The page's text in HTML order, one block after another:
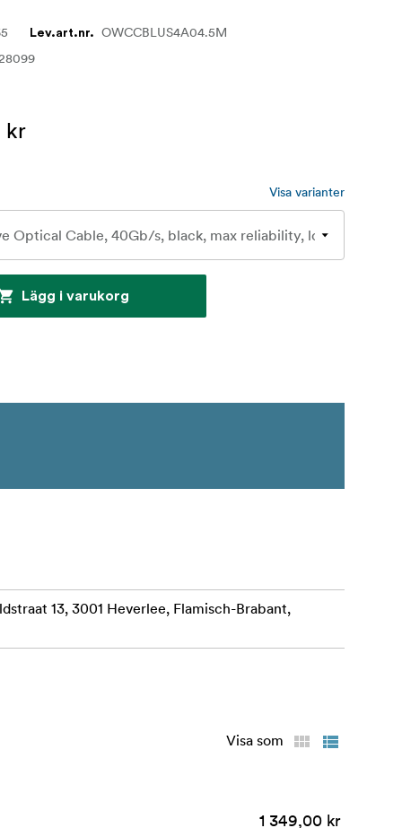
Lev.art.nr. OWCCBLUS4A04.5M
kr
Visa varianter
Lägg i varukorg
13, 3001 Heverlee, Flamisch-Brabant,
Visa som
1 349,00 kr